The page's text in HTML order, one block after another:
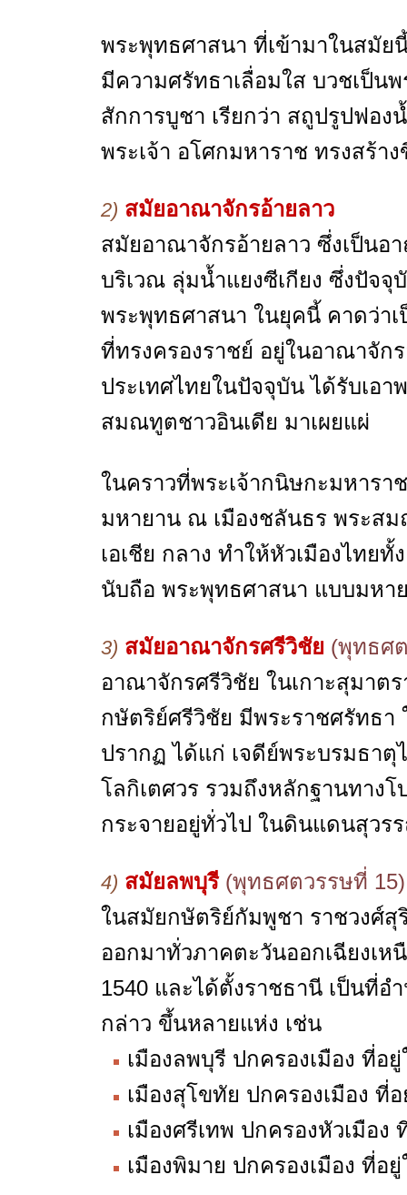
พระพุทธศาสนา ที่เข้ามาในสมัย
มีความศรัทธาเลื่อมใส บวชเป็น
สักการบูชา เรียกว่า สถูปรูปฟอ
พระเจ้า อโศกมหาราช ทรงสร้า
2) สมัยอาณาจักรอ้ายลาว
สมัยอาณาจักรอ้ายลาว ซึ่งเป็นอ
บริเวณ ลุ่มน้ำแยงซีเกียง ซึ่งปัจ
พระพุทธศาสนา ในยุคนี้ คาดว่า
ที่ทรงครองราชย์ อยู่ในอาณาจัก
ประเทศไทยในปัจจุบัน ได้รับเอ
สมณทูตชาวอินเดีย มาเผยแผ่
ในคราวที่พระเจ้ากนิษกะมหาร
มหายาน ณ เมืองชลันธร พระส
เอเชีย กลาง ทำให้หัวเมืองไทย
นับถือ พระพุทธศาสนา แบบมหา
3) สมัยอาณาจักรศรีวิชัย (พุทธศ
อาณาจักรศรีวิชัย ในเกาะสุมาต
กษัตริย์ศรีวิชัย มีพระราชศรัทธ
ปรากฏ ได้แก่ เจดีย์พระบรมธา
โลกิเตศวร รวมถึงหลักฐานทาง
กระจายอยู่ทั่วไป ในดินแดนสุวร
4) สมัยลพบุรี (พุทธศตวรรษที่ 15)
ในสมัยกษัตริย์กัมพูชา ราชวงศ์สุ
ออกมาทั่วภาคตะวันออกเฉียงเห
1540 และได้ตั้งราชธานี เป็นที่อ
กล่าว ขึ้นหลายแห่ง เช่น
เมืองลพบุรี ปกครองเมือง ที่อ
เมืองสุโขทัย ปกครองเมือง ที่
เมืองศรีเทพ ปกครองหัวเมือ
เมืองพิมาย ปกครองเมือง ที่อ